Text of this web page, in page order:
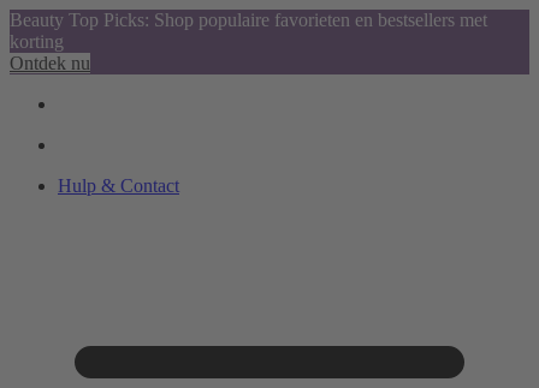
Beauty Top Picks: Shop populaire favorieten en bestsellers met
korting
Ontdek nu
Hulp & Contact